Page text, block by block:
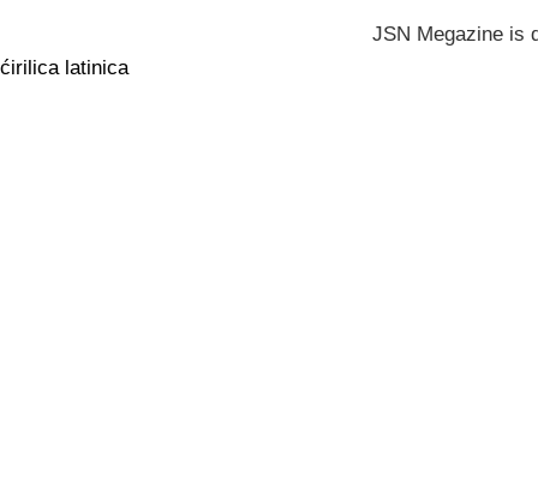
JSN Megazine is
ćirilica latinica